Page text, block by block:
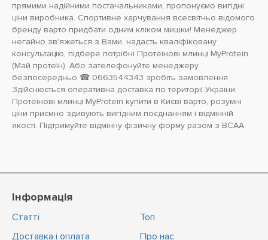
прямими надійними постачальниками, пропонуємо вигідні
ціни виробника. Спортивне харчування всесвітньо відомого
бренду варто придбати одним кліком мишки! Менеджер
негайно зв'яжеться з Вами, надасть кваліфіковану
консультацію, підбере потрібні Протеїнові млинці MyProtein
(Май протеїн). Або зателефонуйте менеджеру
безпосередньо ☎ 0663544343 зробіть замовлення.
Здійснюється оперативна доставка по території України.
Протеїнові млинці MyProtein купити в Києві варто, розумні
ціни приємно здивують вигідним поєднанням і відмінній
якості. Підтримуйте відмінну фізичну форму разом з BCAA.
Інформація
Статті
Доставка і оплата
Топ
Про нас